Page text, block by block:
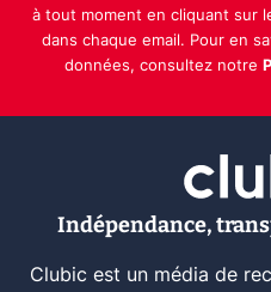
à tout moment en cliquant sur
dans chaque email. Pour en
données, consultez notre
Indépendance,
Clubic est un média de